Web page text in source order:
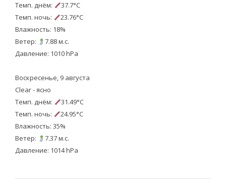
Темп. днём:
37.7°C
Темп. ночь:
23.76°C
Влажность: 18%
Ветер:
7.88 м.с.
Давление: 1010 hPa
Воскресенье, 9 августа
Clear - ясно
Темп. днём:
31.49°C
Темп. ночь:
24.95°C
Влажность: 35%
Ветер:
7.37 м.с.
Давление: 1014 hPa